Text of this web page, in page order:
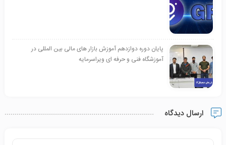
پایان دوره دوازدهم آموزش بازار های مالی بین المللی در
آموزشگاه فنی و حرفه ای ویراسرمایه
ارسال دیدگاه